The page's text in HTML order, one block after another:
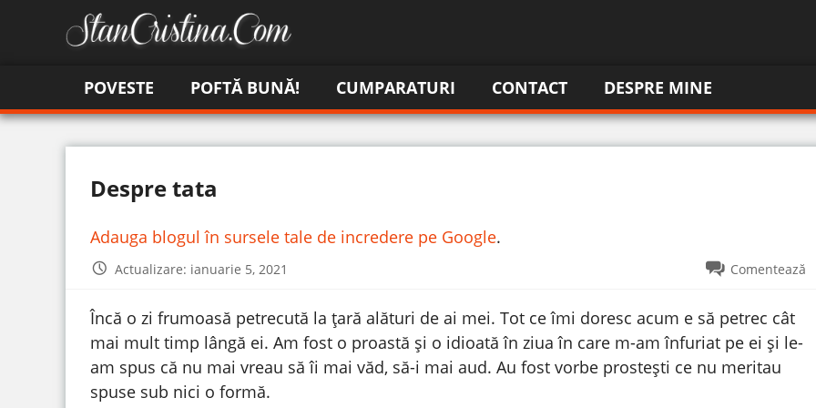
POVESTE POFTĂ BUNĂ! CUMPARATURI CONTACT DESPRE MINE
Despre tata
Adauga blogul în sursele tale de incredere pe Google.
Actualizare: ianuarie 5, 2021 Comentează
Încă o zi frumoasă petrecută la țară alături de ai mei. Tot ce îmi doresc acum e să petrec cât
mai mult timp lângă ei. Am fost o proastă și o idioată în ziua în care m-am înfuriat pe ei și le-
am spus că nu mai vreau să îi mai văd, să-i mai aud. Au fost vorbe prostești ce nu meritau
spuse sub nici o formă.